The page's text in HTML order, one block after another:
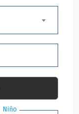
Niño